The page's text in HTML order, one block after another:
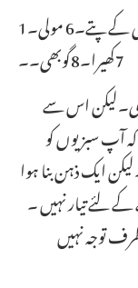
1۔گاجر،2پالک۔3ٹماٹر۔4. بروکلی5. میتھی کے پتے۔6 مولی۔
7کھیرا۔8گوبھی۔۔
اس سے
آپ سبزیوں کو
ایک ذہن بنا ہوا
لئے تیار نہیں ۔
توجہ نہیں